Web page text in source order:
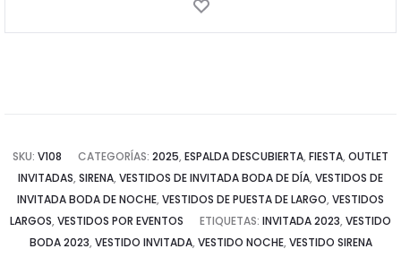
SKU: V108 CATEGORÍAS: 2025, ESPALDA DESCUBIERTA, FIESTA, OUTLET
INVITADAS, SIRENA, VESTIDOS DE INVITADA BODA DE DÍA, VESTIDOS DE
INVITADA BODA DE NOCHE, VESTIDOS DE PUESTA DE LARGO, VESTIDOS
LARGOS, VESTIDOS POR EVENTOS ETIQUETAS: INVITADA 2023, VESTIDO
BODA 2023, VESTIDO INVITADA, VESTIDO NOCHE, VESTIDO SIRENA